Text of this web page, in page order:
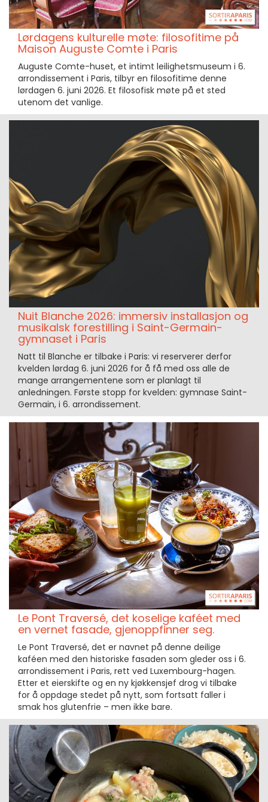
Lørdagens kulturelle møte: filosofitime på
Maison Auguste Comte i Paris
Auguste Comte-huset, et intimt leilighetsmuseum i 6.
arrondissement i Paris, tilbyr en filosofitime denne
lørdagen 6. juni 2026. Et filosofisk møte på et sted
utenom det vanlige.
Nuit Blanche 2026: immersiv installasjon og
musikalsk forestilling i Saint-Germain-
gymnaset i Paris
Natt til Blanche er tilbake i Paris: vi reserverer derfor
kvelden lørdag 6. juni 2026 for å få med oss alle de
mange arrangementene som er planlagt til
anledningen. Første stopp for kvelden: gymnase Saint-
Germain, i 6. arrondissement.
Le Pont Traversé, det koselige kaféet med
en vernet fasade, gjenoppfinner seg.
Le Pont Traversé, det er navnet på denne deilige
kaféen med den historiske fasaden som gleder oss i 6.
arrondissement i Paris, rett ved Luxembourg-hagen.
Etter et eierskifte og en ny kjøkkensjef drog vi tilbake
for å oppdage stedet på nytt, som fortsatt faller i
smak hos glutenfrie – men ikke bare.